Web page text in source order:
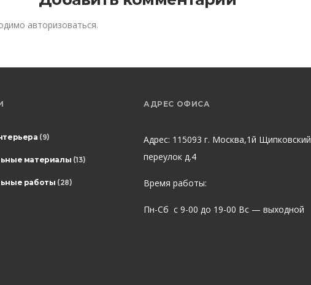
авторизоваться.
(9)
материалы (13)
работы (28)
АДРЕС ОФИСА
Адрес: 115093 г. Москва,1й Щипковский
переулок д.4
Время работы:
Пн-Сб с 9-00 до 19-00 Вс — выходной